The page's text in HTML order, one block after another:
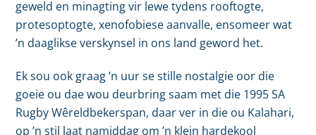
geweld en minagting vir lewe tydens rooftogte,
protesoptogte, xenofobiese aanvalle, ensomeer wat
’n daaglikse verskynsel in ons land geword het.
Ek sou ook graag ’n uur se stille nostalgie oor die
goeie ou dae wou deurbring saam met die 1995 SA
Rugby Wêreldbekerspan, daar ver in die ou Kalahari,
op ’n stil laat namiddag om ’n klein hardekool